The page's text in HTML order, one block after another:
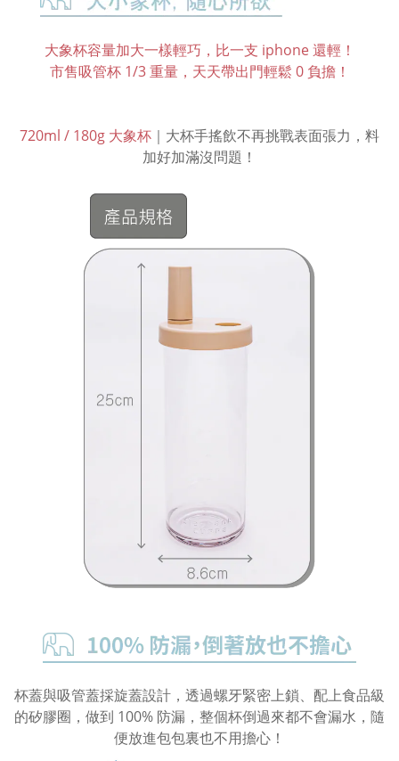
大象杯容量加大一樣輕巧，比一支 iphone 還輕！
市售吸管杯 1/3 重量，天天帶出門輕鬆 0 負擔！
720ml / 180g 大象杯 ｜大杯手搖飲不再挑戰表面張力，料
加好加滿沒問題！
杯蓋與吸管蓋採旋蓋設計，透過螺牙緊密上鎖、配上食品級
的矽膠圈，做到 100% 防漏，整個杯倒過來都不會漏水，隨
便放進包包裏也不用擔心！